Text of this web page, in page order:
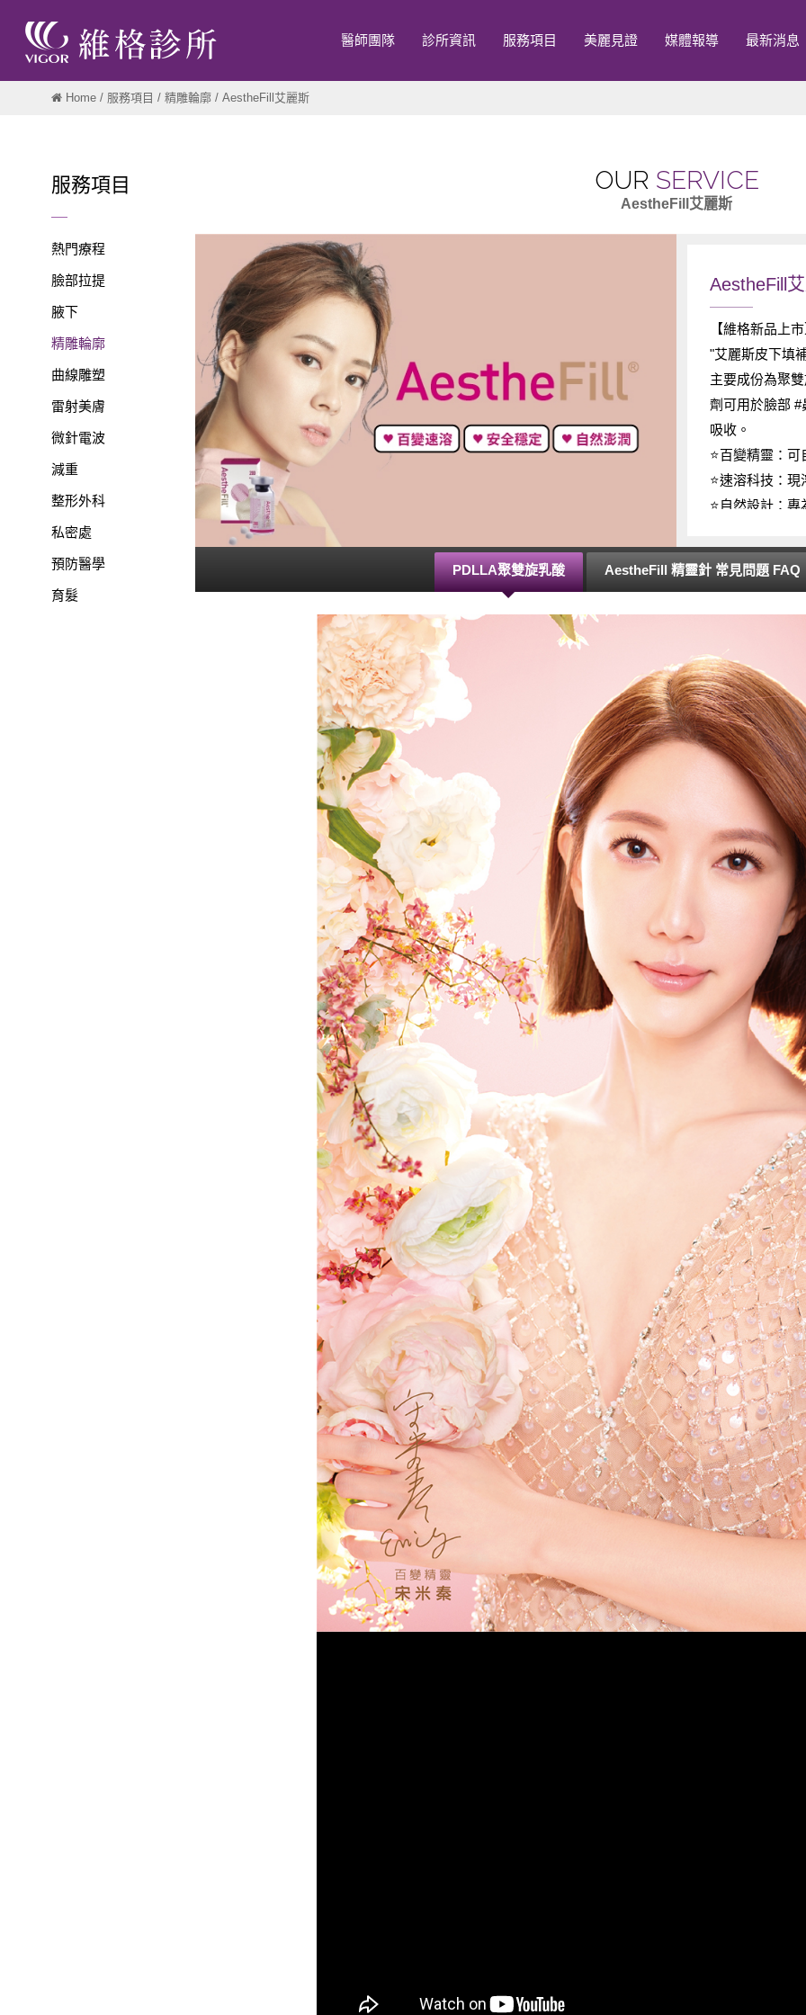
醫師團隊 診所資訊 服務項目 美麗見證 媒體報導 最新消息
Home / 服務項目 / 精雕輪廓 / AestheFill艾麗斯
服務項目
熱門療程
臉部拉提
腋下
精雕輪廓
曲線雕塑
雷射美膚
微針電波
減重
整形外科
私密處
預防醫學
育髮
OUR SERVICE
AestheFill艾麗斯
AestheFill
【維格新品上
"艾麗斯皮下填
主要成份為聚
劑可用於臉部
吸收。
⭐百變精靈：
⭐速溶科技：
⭐自然設計：
⭐原廠認證：
傳名稱與仿單
自說明]為準，
PDLLA聚雙旋乳酸 AestheFill 精靈針 常見問題 FAQ
聚乳酸(PDLLA, Poly-D,L-Lactic
?
作用原理與呈現時間
玻尿酸屬於立即填充型，注射後立刻可見體積增加效果。
AestheFill則為刺激型注射，效果呈現較為漸進，主要透過膠原蛋白生成改
是否選用哪一種材質，需由專業醫師根據需求與臉型條件評估決定。
聚乳酸(PDLLA)
？
臉部有凹陷或輪廓支撐不足者
希望改善膚質緊緻度、呈現自然飽滿感者
想透過刺激膠原生成達到長期調理效果者
⚠️ 若有自體免疫疾病、孕期或哺乳期，則不建議施作，須由醫師進行完整評
？
漸進式呈現